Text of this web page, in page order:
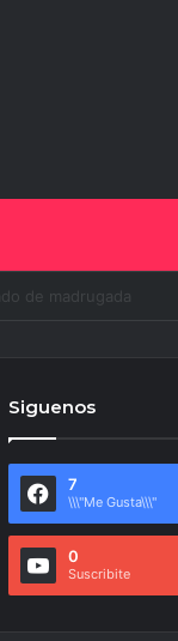
Siguenos
7
\\\"Me Gusta\\\"
0
Suscribite